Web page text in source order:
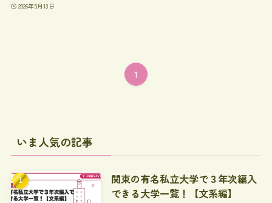
2026年5月13日
1
いま人気の記事
関東の有名私立大学で３年次編入
できる大学一覧！【文系編】